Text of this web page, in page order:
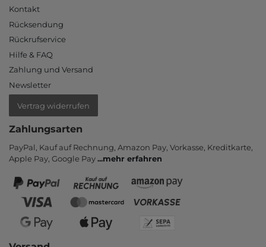
Kontakt
Rücksendung
Rückrufservice
Hilfe & FAQ
Zahlung und Versand
Newsletter
Vertrag widerrufen
Zahlungsarten
PayPal, Kauf auf Rechnung, Amazon Pay, Vor­kasse, Kredit­karte,
Apple Pay, Google Pay...mehr erfahren